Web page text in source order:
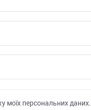
моїх персональних даних.